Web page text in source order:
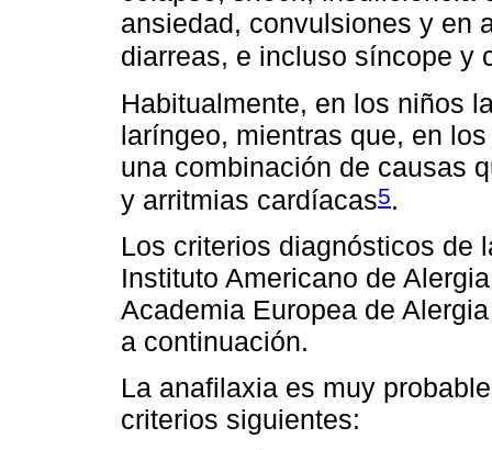
ansiedad, convulsiones y en
diarreas, e incluso síncope y
Habitualmente, en los niños
laríngeo, mientras que, en
una combinación de causas
y arritmias cardíacas5.
Los criterios diagnósticos de
Instituto Americano de
Academia Europea de
a continuación.
La anafilaxia es muy
criterios siguientes: